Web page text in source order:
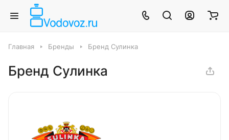
Главная Бренды Бренд Сулинка
Бренд Сулинка